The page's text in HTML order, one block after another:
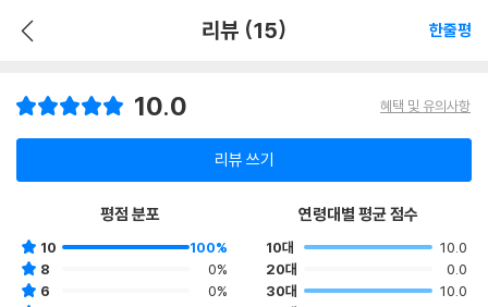
리뷰 (15) 한줄평
10.0 혜택 및 유의사항
리뷰 쓰기
평점 분포
10
100%
8
0%
6
0%
연령대별 평균 점수
10대
10.0
20대
0.0
30대
10.0